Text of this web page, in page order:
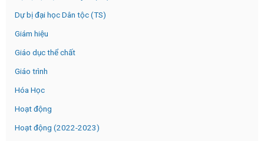
Dự bị đại học Dân tộc (TS)
Giám hiệu
Giáo dục thể chất
Giáo trình
Hóa Học
Hoạt động
Hoạt động (2022-2023)